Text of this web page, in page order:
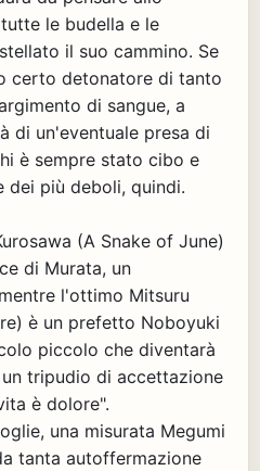
le budella e le
il suo cammino. Se
certo detonatore di tanto
di sangue, a
di un'eventuale presa di
è sempre stato cibo e
dei più deboli, quindi.
(A Snake of June)
di Murata, un
l'ottimo Mitsuru
è un prefetto Noboyuki
piccolo che diventarà
tripudio di accettazione
è dolore".
una misurata Megumi
tanta autoffermazione